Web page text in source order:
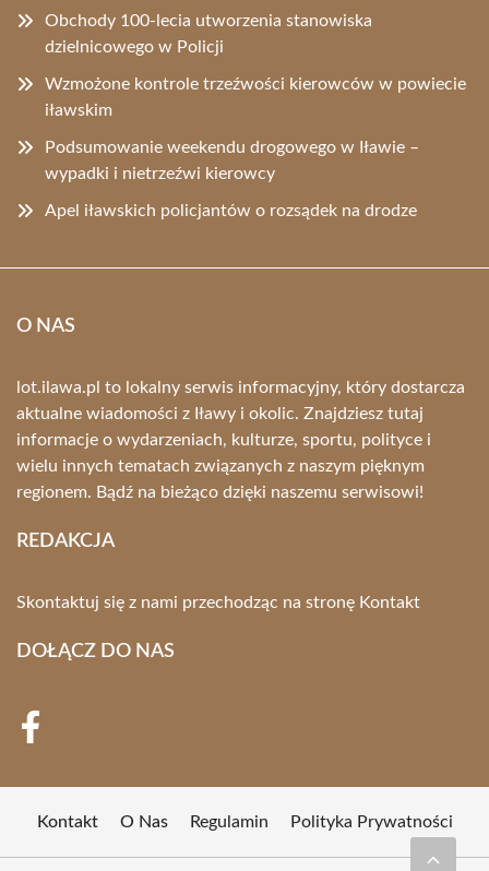
Obchody 100-lecia utworzenia stanowiska
dzielnicowego w Policji
Wzmożone kontrole trzeźwości kierowców w powiecie
iławskim
Podsumowanie weekendu drogowego w Iławie –
wypadki i nietrzeźwi kierowcy
Apel iławskich policjantów o rozsądek na drodze
O NAS
lot.ilawa.pl to lokalny serwis informacyjny, który dostarcza
aktualne wiadomości z Iławy i okolic. Znajdziesz tutaj
informacje o wydarzeniach, kulturze, sportu, polityce i
wielu innych tematach związanych z naszym pięknym
regionem. Bądź na bieżąco dzięki naszemu serwisowi!
REDAKCJA
Skontaktuj się z nami przechodząc na stronę Kontakt
DOŁĄCZ DO NAS
Kontakt O Nas Regulamin Polityka Prywatności